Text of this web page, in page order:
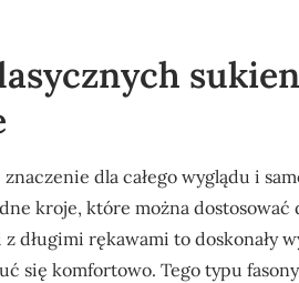
dla całego wyglądu i
kroje, które można
długimi rękawami to doskonały
się komfortowo. Tego typu